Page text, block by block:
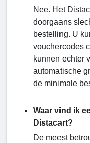
Nee. Het
doorgaans
bestelling. U
vouchercodes
kunnen echter
automatische
de minimale
Waar vind ik
Distacart?
De meest